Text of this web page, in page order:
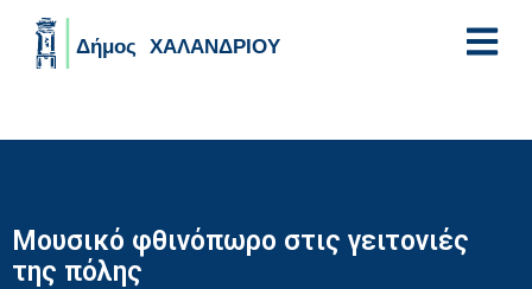
Μουσικό φθινόπωρο στις γειτονιές
της πόλης